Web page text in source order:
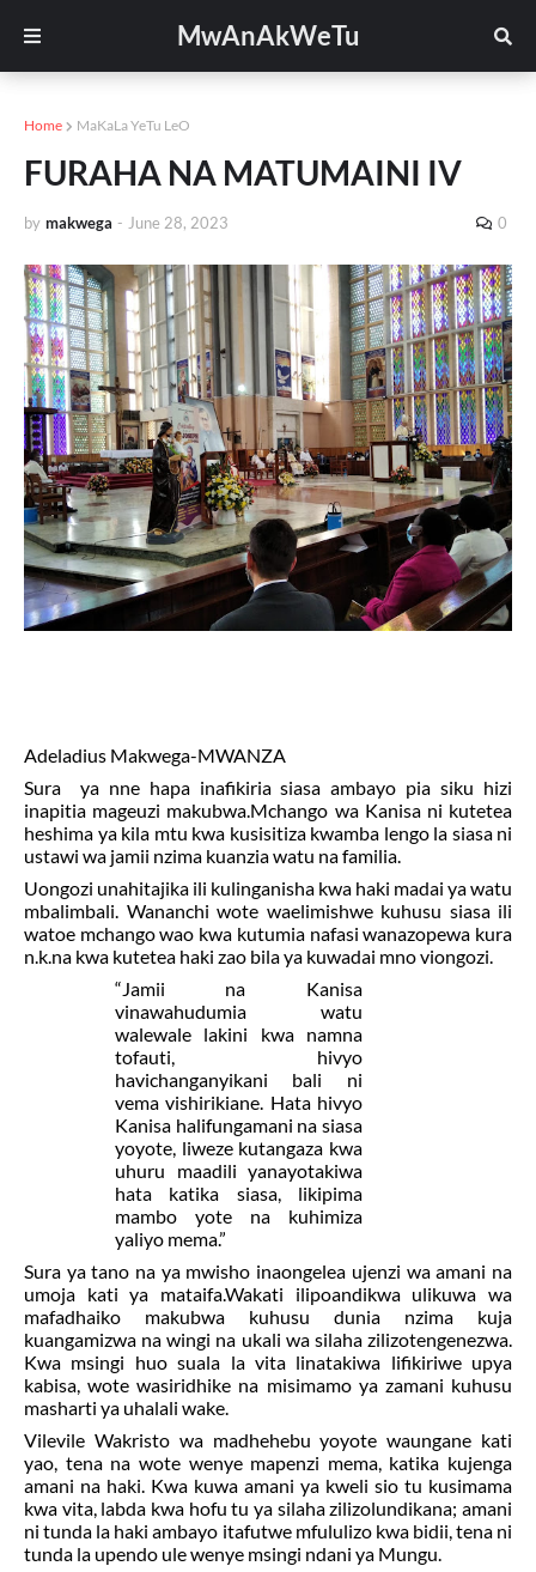
MwAnAkWeTu
Home MaKaLa YeTu LeO
FURAHA NA MATUMAINI IV
by makwega - June 28, 2023 0
Adeladius Makwega-MWANZA
Sura
ya nne hapa inafikiria siasa ambayo pia siku hizi
inapitia mageuzi makubwa.Mchango wa Kanisa ni kutetea
heshima ya kila mtu kwa kusisitiza kwamba lengo la siasa ni
ustawi wa jamii nzima kuanzia watu na familia.
Uongozi unahitajika ili kulinganisha kwa haki madai ya watu
mbalimbali. Wananchi wote waelimishwe kuhusu siasa ili
watoe mchango wao kwa kutumia nafasi wanazopewa kura
n.k.na kwa kutetea haki zao bila ya kuwadai mno viongozi.
“Jamii na Kanisa
vinawahudumia watu
walewale lakini kwa namna
tofauti, hivyo
havichanganyikani bali ni
vema vishirikiane. Hata hivyo
Kanisa halifungamani na siasa
yoyote, liweze kutangaza kwa
uhuru maadili yanayotakiwa
hata katika siasa, likipima
mambo yote na kuhimiza
yaliyo mema.”
Sura ya tano na ya mwisho inaongelea ujenzi wa amani na
umoja kati ya mataifa.Wakati ilipoandikwa ulikuwa wa
mafadhaiko makubwa kuhusu dunia nzima kuja
kuangamizwa na wingi na ukali wa silaha zilizotengenezwa.
Kwa msingi huo suala la vita linatakiwa lifikiriwe upya
kabisa, wote wasiridhike na misimamo ya zamani kuhusu
masharti ya uhalali wake.
Vilevile Wakristo wa madhehebu yoyote waungane kati
yao, tena na wote wenye mapenzi mema, katika kujenga
amani na haki. Kwa kuwa amani ya kweli sio tu kusimama
kwa vita, labda kwa hofu tu ya silaha zilizolundikana; amani
ni tunda la haki ambayo itafutwe mfululizo kwa bidii, tena ni
tunda la upendo ule wenye msingi ndani ya Mungu.